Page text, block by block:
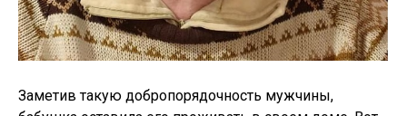
Заметив такую добропорядочность мужчины,